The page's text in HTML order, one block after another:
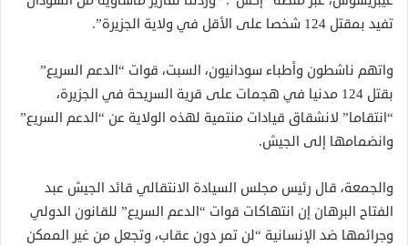
تفيد بمقتل 124 شخصا على الأقل في ولاية الجزيرة”.
واتهم ناشطون وأطباء سودانيون، السبت، قوات “الدعم السريع”
بقتل 124 مدنيا في هجمات على قرية السريحة في الجزيرة،
“انتقاما” لانشقاق قيادات منتمية لهذه الولاية عن “الدعم السريع”
وانضمامها إلى الجيش.
والجمعة، قال رئيس مجلس السيادة الانتقالي قائد الجيش عبد
الفتاح البرهان إن انتهاكات قوات “الدعم السريع” للقانون الدولي
وجرائمها ضد الإنسانية “لن تمر دون عقاب، وتجعل من غير الممكن